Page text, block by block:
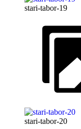
stari-tabor-19
stari-tabor-20